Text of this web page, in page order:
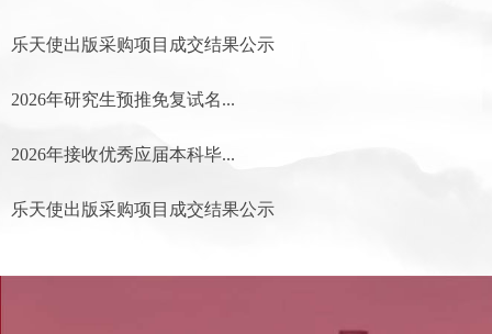
乐天使出版采购项目成交结果公示
2026年研究生预推免复试名...
2026年接收优秀应届本科毕...
乐天使出版采购项目成交结果公示